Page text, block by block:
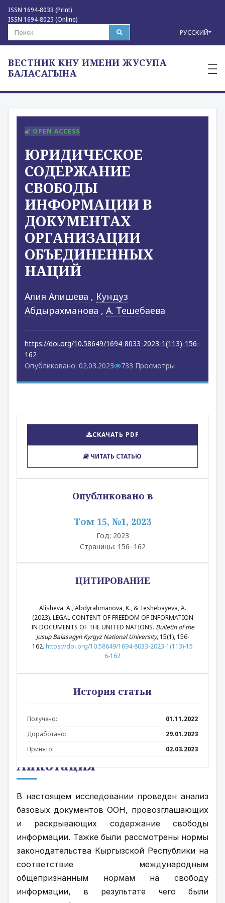
ISSN 1694-8033 (Print)
ISSN 1694-8025 (Online)
РУССКИЙ
ВЕСТНИК КНУ ИМЕНИ ЖУСУПА
БАЛАСАГЫНА
—
—
—
OPEN ACCESS
ЮРИДИЧЕСКОЕ
СОДЕРЖАНИЕ
СВОБОДЫ
ИНФОРМАЦИИ В
ДОКУМЕНТАХ
ОРГАНИЗАЦИИ
ОБЪЕДИНЕННЫХ
НАЦИЙ
Алия Алишева , Кундуз
Абдырахманова , А. Тешебаева
https://doi.org/10.58649/1694-8033-2023-1(113)-156-
162
Опубликовано: 02.03.2023
733 Просмотры
Аннотация
В настоящем исследовании проведен анализ
базовых документов ООН, провозглашающих
и раскрывающих содержание свободы
информации. Тажке были рассмотрены нормы
законодательства Кыргызской Республики на
соответствие международным
общепризнанным нормам на свободу
информации, в результате чего были
СКАЧАТЬ PDF
ЧИТАТЬ СТАТЬЮ
Опубликовано в
Том 15, №1, 2023
Год: 2023
Страницы: 156–162
ЦИТИРОВАНИЕ
Alisheva, A., Abdyrahmanova, K., & Teshebayeva, A.
(2023). LEGAL CONTENT OF FREEDOM OF INFORMATION
IN DOCUMENTS OF THE UNITED NATIONS. Bulletin of the
Jusup Balasagyn Kyrgyz National University, 15(1), 156-
162. https://doi.org/10.58649/1694-8033-2023-1(113)-15
6-162
История статьи
Получено:
01.11.2022
Доработано:
29.01.2023
Принято:
02.03.2023